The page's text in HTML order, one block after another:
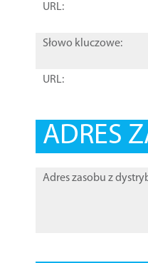
URL:
Słowo kluczowe:
URL:
ADRES
Adres zasobu z